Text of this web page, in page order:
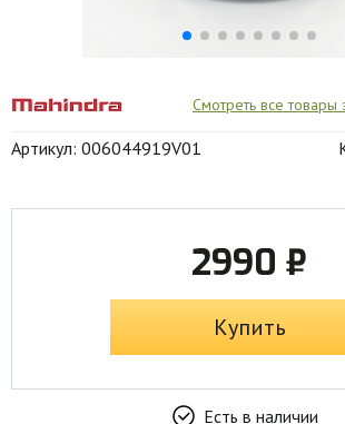
Смотреть все товары
Артикул: 006044919V01
2990 ₽
Купить
Есть в наличии